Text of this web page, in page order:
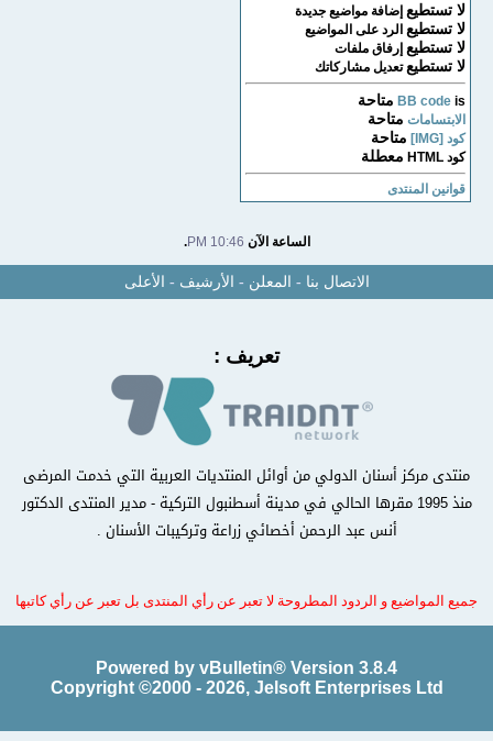
لا تستطيعإضافة مواضيع جديدة
لا تستطيعالرد على المواضيع
لا تستطيعإرفاق ملفات
لا تستطيعتعديل مشاركاتك
BB codeis متاحة
الابتسامات متاحة
كود [IMG] متاحة
كود HTML معطلة
قوانين المنتدى
الساعة الآن10:46 PM
.
الاتصال بنا-المعلن-الأرشيف -الأعلى
تعريف :
منتدى مركز أسنان الدولي من أوائل المنتديات العربية التي خدمت المرضى
منذ 1995 مقرها الحالي في مدينة أسطنبول التركية - مدير المنتدى الدكتور
أنس عبد الرحمن أخصائي زراعة وتركيبات الأسنان .
جميع المواضيع و الردود المطروحة لا تعبر عن رأي المنتدى بل تعبر عن رأي كاتبها
Powered by vBulletin® Version 3.8.4
Copyright ©2000 - 2026, Jelsoft Enterprises Ltd